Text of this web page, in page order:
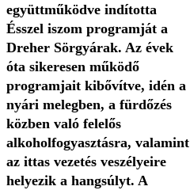
együttműködve indította
Ésszel iszom programját a
Dreher Sörgyárak. Az évek
óta sikeresen működő
programjait kibővítve, idén a
nyári melegben, a fürdőzés
közben való felelős
alkoholfogyasztásra, valamint
az ittas vezetés veszélyeire
helyezik a hangsúlyt. A